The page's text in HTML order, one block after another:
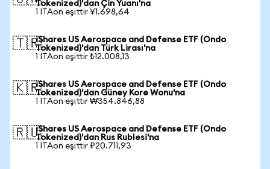
Tokenized)'dan Çin Yuanı'na
1 ITAon eşittir ¥1.698,64
🇹🇷iShares US Aerospace and Defense ETF (Ondo
Tokenized)'dan Türk Lirası'na
1 ITAon eşittir ₺12.008,13
🇰🇷iShares US Aerospace and Defense ETF (Ondo
Tokenized)'dan Güney Kore Wonu'na
1 ITAon eşittir ₩354.846,88
🇷🇺iShares US Aerospace and Defense ETF (Ondo
Tokenized)'dan Rus Rublesi'na
1 ITAon eşittir ₽20.711,93